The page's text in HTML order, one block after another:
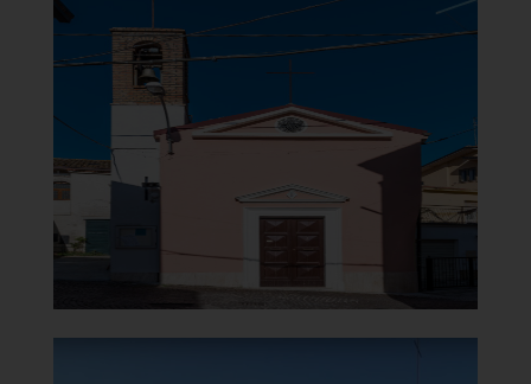
Chiesa della Beata Vergine del
Carmine
Facciata
Clicca per ingrandire